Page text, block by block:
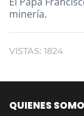
minería.
VISTAS: 1824
QUIENES